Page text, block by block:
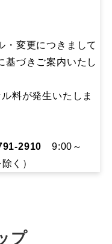
・変更につきまして
基づきご案内いたし
料が発生いたしま
2910 9:00～
く）
プ